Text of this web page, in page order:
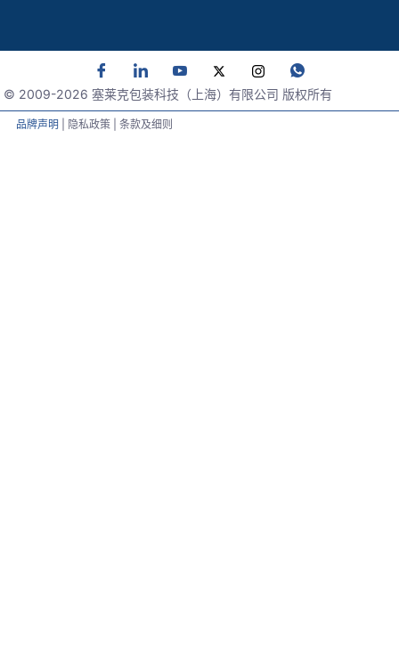
© 2009-2026 塞莱克包装科技（上海）有限公司 版权所有
品牌声明| 隐私政策 | 条款及细则